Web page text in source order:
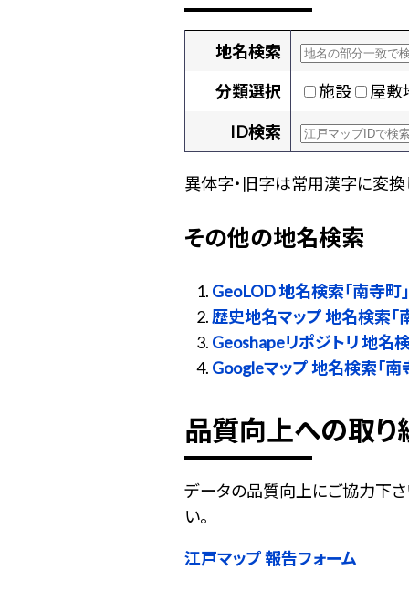
地名検索
分類選択
施設
屋敷
ID検索
異体字・旧字は常用漢字に変
その他の地名検索
GeoLOD 地名検索「南寺町」
歴史地名マップ 地名検索「
Geoshapeリポジトリ 地名
Googleマップ 地名検索「南
品質向上への取り
データの品質向上にご協力下
い。
江戸マップ 報告フォーム